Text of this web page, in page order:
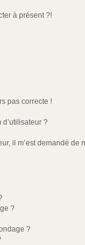
à présent ?!
pas correcte !
?
il m’est demandé de
?
?